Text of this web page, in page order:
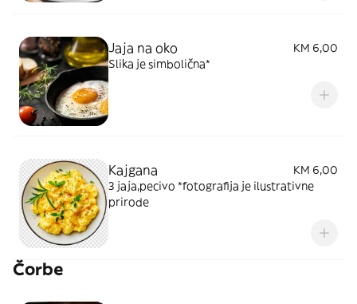
Jaja na oko
KM 6,00
Slika je simbolična*
Kajgana
KM 6,00
3 jaja,pecivo *fotografija je ilustrativne
prirode
Čorbe